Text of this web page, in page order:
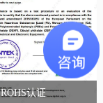
ROHS认证